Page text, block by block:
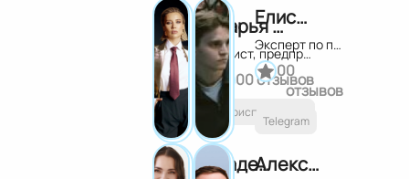
Дарья Гоголева
Юрист, предприниматель
00 отзывов
Юриспруденция
Елисей Уколов
Эксперт по проектам в Телеграм
00
отзывов
Telegram
Надежда Смирнова Александр Федяев